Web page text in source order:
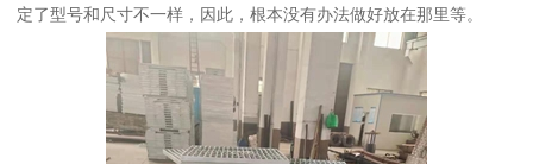
定了型号和尺寸不一样，因此，根本没有办法做好放在那里等。